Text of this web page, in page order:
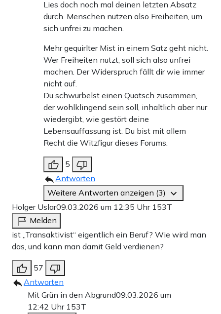
Lies doch noch mal deinen letzten Absatz
durch. Menschen nutzen also Freiheiten, um
sich unfrei zu machen.
Mehr gequirlter Mist in einem Satz geht nicht.
Wer Freiheiten nutzt, soll sich also unfrei
machen. Der Widerspruch fällt dir wie immer
nicht auf.
Du schwurbelst einen Quatsch zusammen,
der wohlklingend sein soll, inhaltlich aber nur
wiedergibt, wie gestört deine
Lebensauffassung ist. Du bist mit allem
Recht die Witzfigur dieses Forums.
5
Antworten
Weitere Antworten anzeigen (3)
Holger Uslar09.03.2026 um 12:35 Uhr 153T
Melden
ist „Transaktivist“ eigentlich ein Beruf? Wie wird man
das, und kann man damit Geld verdienen?
57
Antworten
Mit Grün in den Abgrund09.03.2026 um
12:42 Uhr 153T